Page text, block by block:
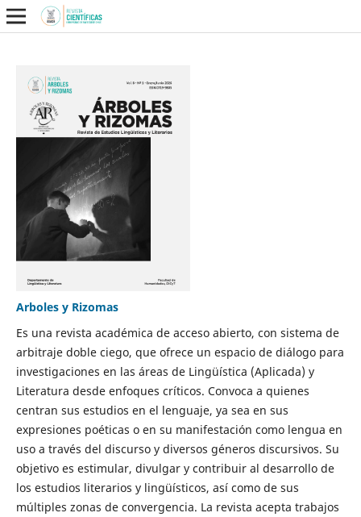
Arboles y Rizomas
Es una revista académica de acceso abierto, con sistema de
arbitraje doble ciego, que ofrece un espacio de diálogo para
investigaciones en las áreas de Lingüística (Aplicada) y
Literatura desde enfoques críticos. Convoca a quienes
centran sus estudios en el lenguaje, ya sea en sus
expresiones poéticas o en su manifestación como lengua en
uso a través del discurso y diversos géneros discursivos. Su
objetivo es estimular, divulgar y contribuir al desarrollo de
los estudios literarios y lingüísticos, así como de sus
múltiples zonas de convergencia. La revista acepta trabajos